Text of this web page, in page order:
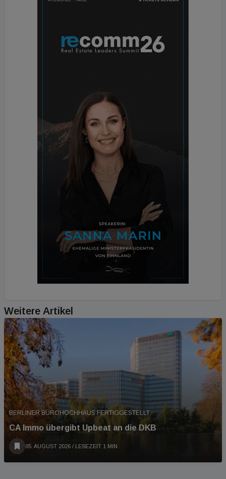
Weitere Artikel
BERLINER BÜROHOCHHAUS FERTIGGESTELLT
CA Immo übergibt Upbeat an die DKB
05. AUGUST 2026 / LESEZEIT 1 MIN